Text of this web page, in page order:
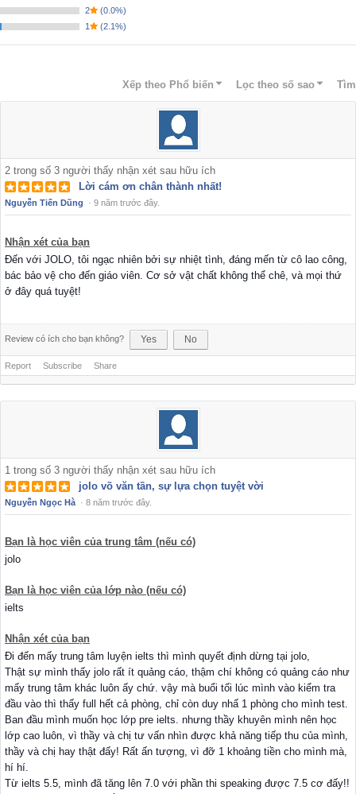
2
(0.0%)
1
(2.1%)
Tìm
Lọc theo số sao
Xếp theo Phổ biến
2 trong số 3 người thấy nhận xét sau hữu ích
Lời cám ơn chân thành nhất!
Nguyễn Tiến Dũng · 9 năm trước đây.
Nhận xét của bạn
Đến với JOLO, tôi ngạc nhiên bởi sự nhiệt tình, đáng mến từ cô lao công,
bác bảo vệ cho đến giáo viên. Cơ sở vật chất không thể chê, và mọi thứ
ở đây quá tuyệt!
Review có ích cho bạn không? Yes No
Report Subscribe Share
1 trong số 3 người thấy nhận xét sau hữu ích
jolo võ văn tần, sự lựa chọn tuyệt vời
Nguyễn Ngọc Hà · 8 năm trước đây.
Bạn là học viên của trung tâm (nếu có)
jolo
Bạn là học viên của lớp nào (nếu có)
ielts
Nhận xét của bạn
Đi đến mấy trung tâm luyện ielts thì mình quyết định dừng tại jolo,
Thật sự mình thấy jolo rất ít quảng cáo, thậm chí không có quảng cáo như
mấy trung tâm khác luôn ấy chứ. vậy mà buổi tối lúc mình vào kiểm tra
đầu vào thì thấy full hết cả phòng, chỉ còn duy nhấ 1 phòng cho mình test.
Ban đầu mình muốn học lớp pre ielts. nhưng thầy khuyên mình nên học
lớp cao luôn, vì thầy và chị tư vấn nhìn được khả năng tiếp thu của mình,
thầy và chị hay thật đấy! Rất ấn tượng, vì đỡ 1 khoảng tiền cho mình mà,
hí hí.
Từ ielts 5.5, mình đã tăng lên 7.0 với phần thi speaking được 7.5 cơ đấy!!